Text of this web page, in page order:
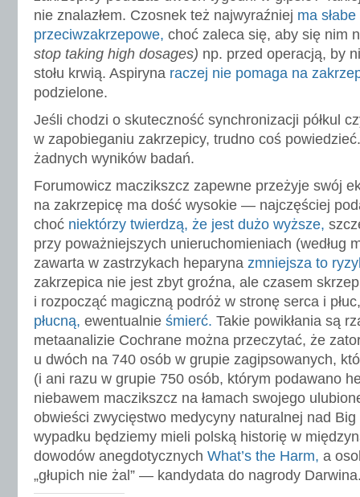
nie znalazłem. Czosnek też najwyraźniej ma
przeciwzakrzepowe, choć zaleca się, aby się nim
stop taking high dosages) np. przed operacją, by
stołu krwią. Aspiryna raczej nie pomaga na
podzielone.
Jeśli chodzi o skuteczność synchronizacji półkul
w zapobieganiu zakrzepicy, trudno coś
żadnych wyników badań.
Forumowicz maczikszcz zapewne przeżyje swój
na zakrzepicę ma dość wysokie — najczęściej
choć niektórzy twierdzą, że jest dużo wyższe,
przy poważniejszych unieruchomieniach (według
zawarta w zastrzykach heparyna zmniejsza to
zakrzepica nie jest zbyt groźna, ale czasem
i rozpocząć magiczną podróż w stronę serca i
płucną, ewentualnie śmierć. Takie powikłania są
metaanalizie Cochrane można przeczytać, że
u dwóch na 740 osób w grupie zagipsowanych,
(i ani razu w grupie 750 osób, którym podawano
niebawem maczikszcz na łamach swojego
obwieści zwycięstwo medycyny naturalnej nad
wypadku będziemy mieli polską historię w
dowodów anegdotycznych What’s the Harm, a
„głupich nie żal” — kandydata do nagrody